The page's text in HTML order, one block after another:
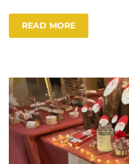
READ MORE